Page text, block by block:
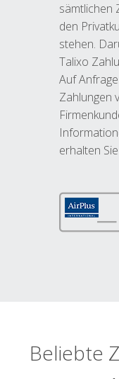
sämtlichen
den
stehen.
Talixo
Auf
Zahlungen
erhalten Sie
Beliebte